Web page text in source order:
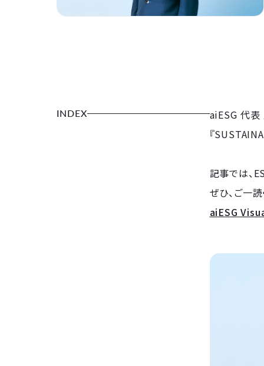
INDEX
aiESG 代
『
記事では、
ぜひ、ご一読
aiESG